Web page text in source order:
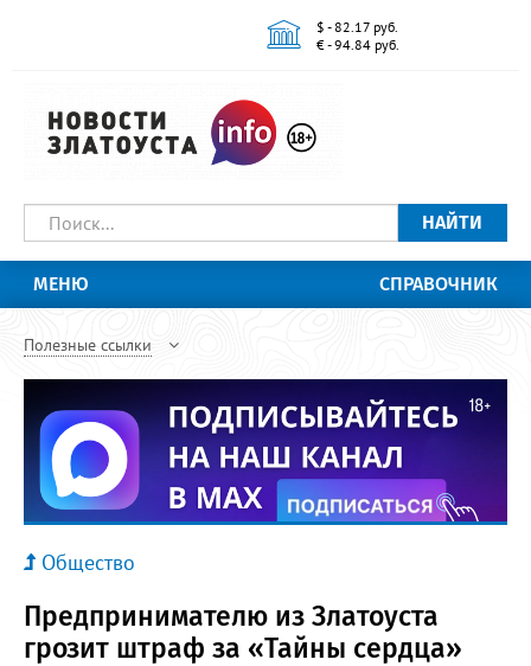
$ - 82.17 руб.
€ - 94.84 руб.
НАЙТИ
МЕНЮ СПРАВОЧНИК
Полезные ссылки
Общество
Предпринимателю из Златоуста
грозит штраф за «Тайны сердца»